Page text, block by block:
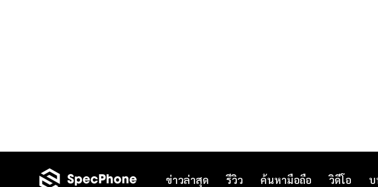
ข่าวล่าสุด รีวิว ค้นหามือถือ วิดีโอ บ